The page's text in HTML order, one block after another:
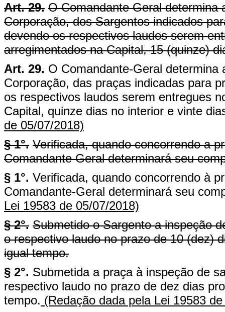
Art. 29. O Comandante Geral determina
Corporação, dos Sargentos indicados
devendo os respectivos laudos serem
arregimentados na Capital, 15 (quinze)
Art. 29. O Comandante-Geral
Corporação, das praças indicadas para
os respectivos laudos serem entregues
Capital, quinze dias no interior e vinte
de 05/07/2018)
§ 1°. Verificada, quando concorrendo a
Comandante Geral determinará seu
§ 1°. Verificada, quando concorrendo à
Comandante-Geral determinará seu
Lei 19583 de 05/07/2018)
§ 2°. Submetido o Sargento a inspeção
o respectivo laudo no prazo de 10 (dez)
igual tempo.
§ 2°. Submetida a praça à inspeção de
respectivo laudo no prazo de dez dias
tempo. (Redação dada pela Lei 19583